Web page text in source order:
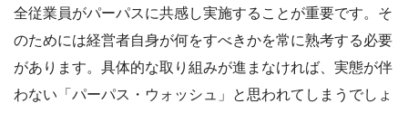
全従業員がパーパスに共感し実施することが重要です。そ
のためには経営者自身が何をすべきかを常に熟考する必要
があります。具体的な取り組みが進まなければ、実態が伴
わない「パーパス・ウォッシュ」と思われてしまうでしょ